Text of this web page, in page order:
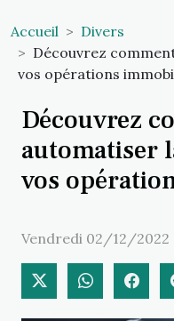
Accueil
Divers
Découvrez
vos opérations
Découvrez
automatiser
vos
Vendredi 02/12/2022